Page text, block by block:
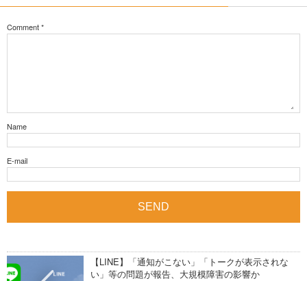
Comment*
Name
E-mail
【LINE】「通知がこない」「トークが表示されな
い」等の問題が報告、大規模障害の影響か